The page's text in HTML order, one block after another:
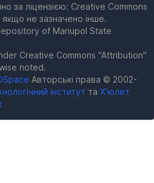
за ліцензією: Creative Commons
не зазначено інше.
of Mariupol State
Creative Commons "Attribution"
noted.
Авторські права © 2002-
інститут та Х’юлет